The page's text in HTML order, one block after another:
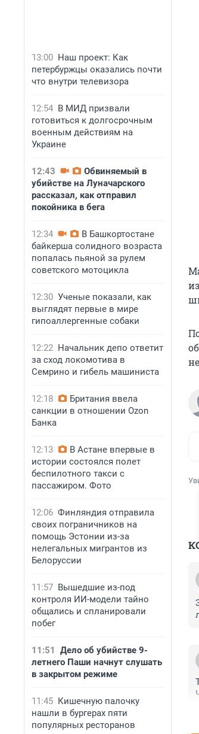
13:00 Наш проект: Как
петербуржцы оказались почти
что внутри телевизора
12:54 В МИД призвали
готовиться к долгосрочным
военным действиям на
Украине
12:43
Обвиняемый в
убийстве на Луначарского
рассказал, как отправил
покойника в бега
12:34
В Башкортостане
байкерша солидного возраста
попалась пьяной за рулем
советского мотоцикла
12:30 Ученые показали, как
выглядят первые в мире
гипоаллергенные собаки
12:22 Начальник депо ответит
за сход локомотива в
Семрино и гибель машиниста
12:18
Британия ввела
санкции в отношении Ozon
Банка
12:13
В Астане впервые в
истории состоялся полет
беспилотного такси с
пассажиром. Фото
12:06 Финляндия отправила
своих пограничников на
помощь Эстонии из-за
нелегальных мигрантов из
Белоруссии
11:57 Вышедшие из-под
контроля ИИ-модели тайно
общались и спланировали
побег
11:51
Дело об убийстве 9-
летнего Паши начнут слушать
в закрытом режиме
11:45 Кишечную палочку
нашли в бургерах пяти
популярных ресторанов